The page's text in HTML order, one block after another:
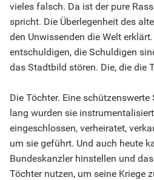
vieles falsch. Da ist der pure
spricht. Die Überlegenheit des
den Unwissenden die Welt
entschuldigen, die Schuldigen
das Stadtbild stören. Die, die die
Die Töchter. Eine
lang wurden sie
eingeschlossen, verheiratet,
um sie geführt. Und auch heute
Bundeskanzler hinstellen und
Töchter nutzen, um seine Kriege